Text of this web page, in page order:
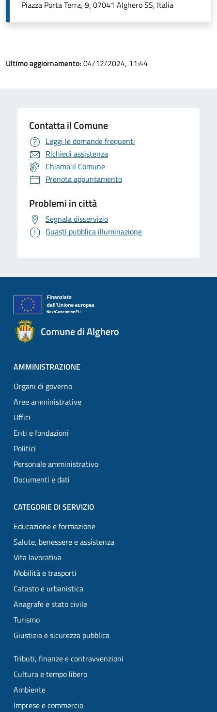
Piazza Porta Terra, 9, 07041 Alghero SS, Italia
Ultimo aggiornamento: 04/12/2024, 11:44
Contatta il Comune
Leggi le domande frequenti
Richiedi assistenza
Chiama il Comune
Prenota appuntamento
Problemi in città
Segnala disservizio
Guasti pubblica illuminazione
Comune di Alghero
AMMINISTRAZIONE
Organi di governo
Aree amministrative
Uffici
Enti e fondazioni
Politici
Personale amministrativo
Documenti e dati
CATEGORIE DI SERVIZIO
Educazione e formazione
Salute, benessere e assistenza
Vita lavorativa
Mobilità e trasporti
Catasto e urbanistica
Anagrafe e stato civile
Turismo
Giustizia e sicurezza pubblica
Tributi, finanze e contravvenzioni
Cultura e tempo libero
Ambiente
Imprese e commercio